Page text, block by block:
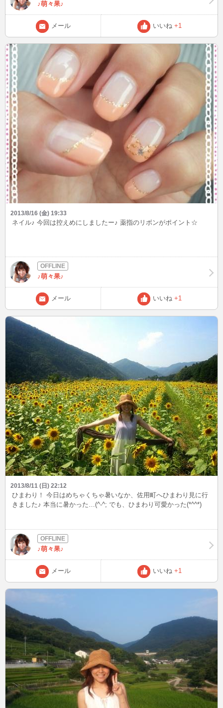
♪萌々果♪
メール いいね +1
2013/8/16 (金) 19:33
ネイル♪ 今回は控えめにしましたー♪ 薬指のリボンがポイント☆
♪萌々果♪
メール いいね +1
2013/8/11 (日) 22:12
ひまわり！ 今日はめちゃくちゃ暑いなか、佐用町へひまわり見に行
きました♪ 本当に暑かった…(^-^; でも、ひまわり可愛かった(*^^*)
♪萌々果♪
メール いいね +1